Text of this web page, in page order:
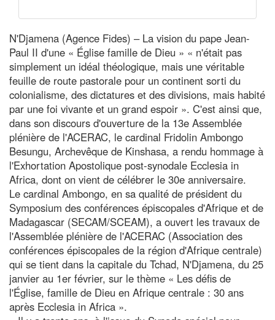
N'Djamena (Agence Fides) – La vision du pape Jean-
Paul II d'une « Église famille de Dieu » « n'était pas
simplement un idéal théologique, mais une véritable
feuille de route pastorale pour un continent sorti du
colonialisme, des dictatures et des divisions, mais habité
par une foi vivante et un grand espoir ». C'est ainsi que,
dans son discours d'ouverture de la 13e Assemblée
plénière de l'ACERAC, le cardinal Fridolin Ambongo
Besungu, Archevêque de Kinshasa, a rendu hommage à
l'Exhortation Apostolique post-synodale Ecclesia in
Africa, dont on vient de célébrer le 30e anniversaire.
Le cardinal Ambongo, en sa qualité de président du
Symposium des conférences épiscopales d'Afrique et de
Madagascar (SECAM/SCEAM), a ouvert les travaux de
l'Assemblée plénière de l'ACERAC (Association des
conférences épiscopales de la région d'Afrique centrale)
qui se tient dans la capitale du Tchad, N'Djamena, du 25
janvier au 1er février, sur le thème « Les défis de
l'Église, famille de Dieu en Afrique centrale : 30 ans
après Ecclesia in Africa ».